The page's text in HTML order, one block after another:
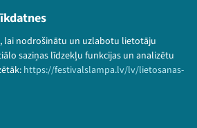
lai nodrošinātu un uzlabotu lietotāju
saziņas līdzekļu funkcijas un analizētu
https://festivalslampa.lv/lv/lietosanas-
un sīkdatņu politika
politika
LAMPA Visas tiesības